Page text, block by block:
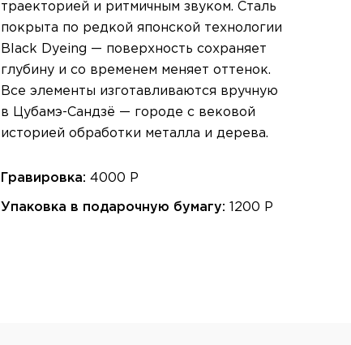
траекторией и ритмичным звуком. Сталь
покрыта по редкой японской технологии
Black Dyeing — поверхность сохраняет
глубину и со временем меняет оттенок.
Все элементы изготавливаются вручную
в Цубамэ-Сандзё — городе с вековой
историей обработки металла и дерева.
Гравировка: 4000 Р
Упаковка в подарочную бумагу: 1200 Р